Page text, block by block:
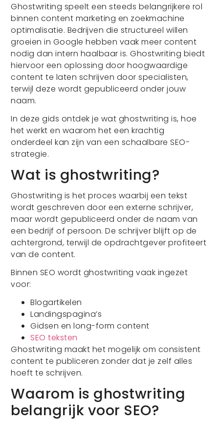
Ghostwriting speelt een steeds belangrijkere rol
binnen content marketing en zoekmachine
optimalisatie. Bedrijven die structureel willen
groeien in Google hebben vaak meer content
nodig dan intern haalbaar is. Ghostwriting biedt
hiervoor een oplossing door hoogwaardige
content te laten schrijven door specialisten,
terwijl deze wordt gepubliceerd onder jouw
naam.
In deze gids ontdek je wat ghostwriting is, hoe
het werkt en waarom het een krachtig
onderdeel kan zijn van een schaalbare SEO-
strategie.
Wat is ghostwriting?
Ghostwriting is het proces waarbij een tekst
wordt geschreven door een externe schrijver,
maar wordt gepubliceerd onder de naam van
een bedrijf of persoon. De schrijver blijft op de
achtergrond, terwijl de opdrachtgever profiteert
van de content.
Binnen SEO wordt ghostwriting vaak ingezet
voor:
Blogartikelen
Landingspagina’s
Gidsen en long-form content
SEO teksten
Ghostwriting maakt het mogelijk om consistent
content te publiceren zonder dat je zelf alles
hoeft te schrijven.
Waarom is ghostwriting
belangrijk voor SEO?